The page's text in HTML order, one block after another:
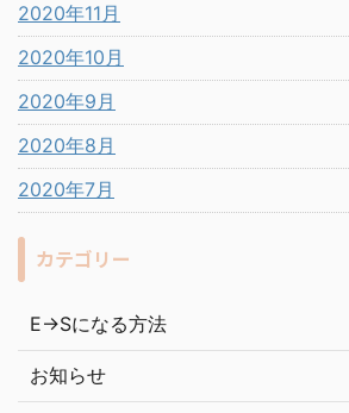
2020年11月
2020年10月
2020年9月
2020年8月
2020年7月
カテゴリー
E→Sになる方法
お知らせ